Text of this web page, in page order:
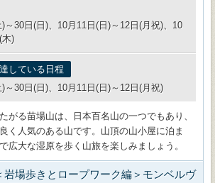
～30日(日)、10月11日(日)～12日(月祝)、10
木)
している日程
～30日(日)、10月11日(日)～12日(月祝)
がる苗場山は、日本百名山の一つでもあり、
く人気のある山です。山頂の山小屋に泊ま
広大な湿原を歩く山旅を楽しみましょう。
岩場歩きとロープワーク編＞モンベルヴ